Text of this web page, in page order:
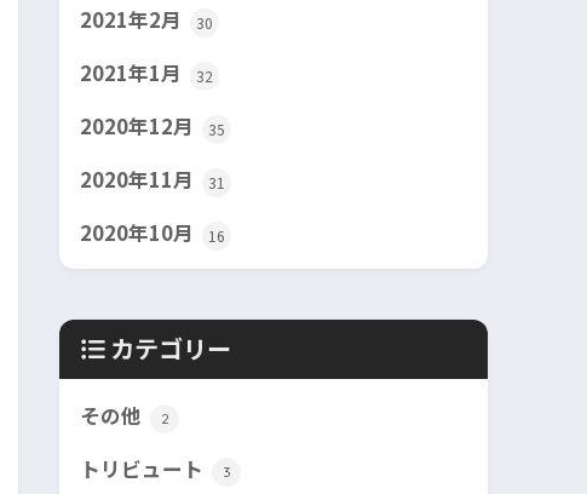
2021年2月 30
2021年1月 32
2020年12月 35
2020年11月 31
2020年10月 16
カテゴリー
その他 2
トリビュート 3